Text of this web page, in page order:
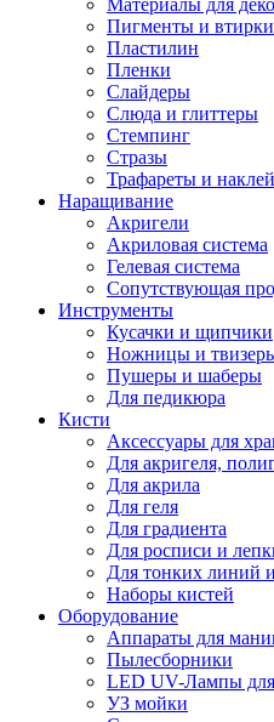
Материалы для
Пигменты и втирки
Пластилин
Пленки
Слайдеры
Слюда и глиттеры
Стемпинг
Стразы
Трафареты и
Наращивание
Акригели
Акриловая система
Гелевая система
Сопутствующая
Инструменты
Кусачки и щипчики
Ножницы и
Пушеры и шаберы
Для педикюра
Кисти
Аксессуары для
Для акригеля,
Для акрила
Для геля
Для градиента
Для росписи и
Для тонких линий
Наборы кистей
Оборудование
Аппараты для
Пылесборники
LED UV-Лампы
УЗ мойки